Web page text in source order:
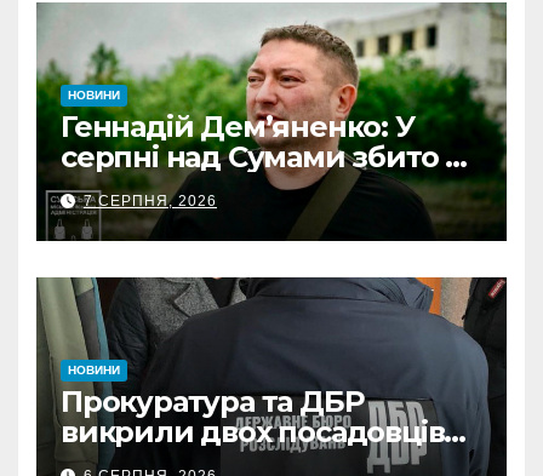
НОВИНИ
Геннадій Дем’яненко: У
серпні над Сумами збито 6
КАБів
7 СЕРПНЯ, 2026
НОВИНИ
Прокуратура та ДБР
викрили двох посадовців
ДПС Сумщини на вимаганні